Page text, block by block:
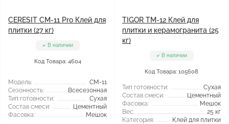
CERESIT CM-11 Pro Клей для
плитки (27 кг)
В наличии
Код Товара: 4604
Модель:
CM-11
Сезонность:
Всесезонная
Тип готовности:
Сухая
Состав смеси:
Цементный
Фасовка:
Мешок
TIGOR TM-12 Клей для
плитки и керамогранита (25
кг)
В наличии
Код Товара: 105608
Тип готовности:
Сухая
Состав смеси:
Цементный
Фасовка:
Мешок
Вес:
25 кг
Категория:
Клей для плитки